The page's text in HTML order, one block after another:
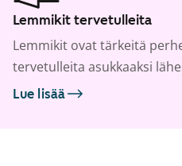
Lemmikit tervetulleita
Lemmikit ovat tärkeitä
tervetulleita asukkaaksi
Lue lisää